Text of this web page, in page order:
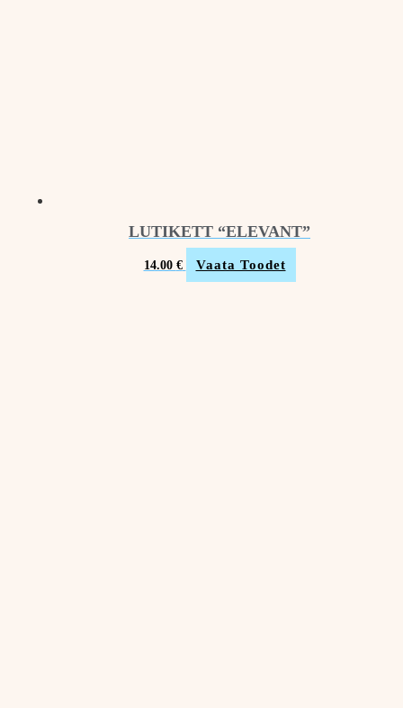
LUTIKETT “ELEVANT”
14.00 € Vaata Toodet